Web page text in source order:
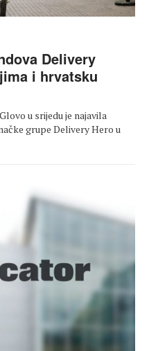
Delivery
i hrvatsku
u srijedu je najavila
grupe Delivery Hero u